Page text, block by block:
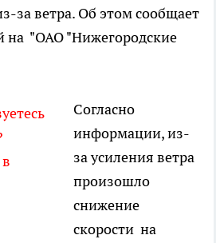
за ветра. Об этом сообщает
на "ОАО "Нижегородские
Согласно
информации, из-
за усиления ветра
произошло
снижение
скорости на